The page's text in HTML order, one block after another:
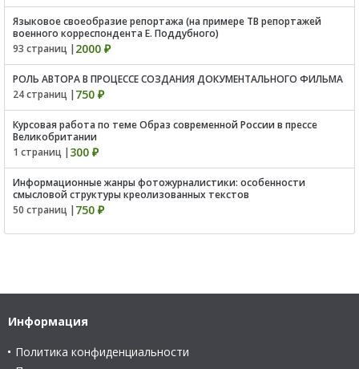
Языковое своеобразие репортажа (на примере ТВ репортажей
военного корреспондента Е. Поддубного)
93 страниц | 2000 ₽
РОЛЬ АВТОРА В ПРОЦЕССЕ СОЗДАНИЯ ДОКУМЕНТАЛЬНОГО ФИЛЬМА
24 страниц | 750 ₽
Курсовая работа по теме Образ современной России в прессе
Великобритании
1 страниц | 300 ₽
Информационные жанры фотожурналистики: особенности
смысловой структуры креолизованных текстов
50 страниц | 750 ₽
Информация
Политика конфиденциальности